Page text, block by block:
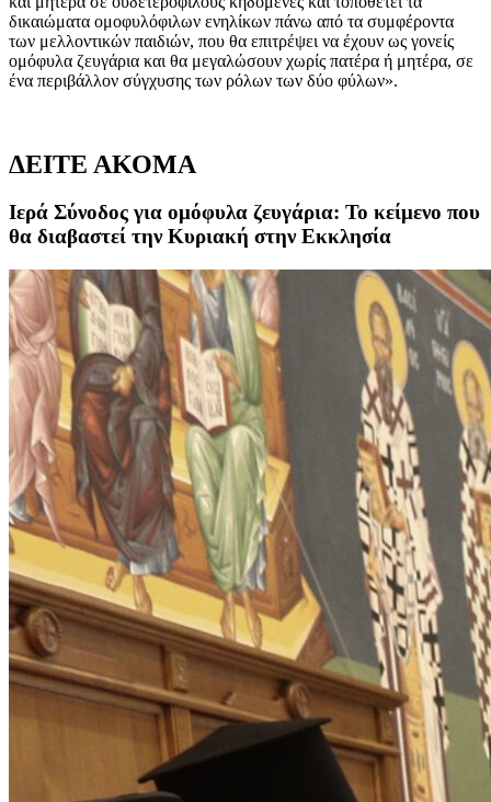
δικαιώματα ομοφυλόφιλων ενηλίκων πάνω από τα συμφέροντα
των μελλοντικών παιδιών, που θα επιτρέψει να έχουν ως γονείς
ομόφυλα ζευγάρια και θα μεγαλώσουν χωρίς πατέρα ή μητέρα, σε
ένα περιβάλλον σύγχυσης των ρόλων των δύο φύλων».
ΔΕΙΤΕ ΑΚΟΜΑ
Ιερά Σύνοδος για ομόφυλα ζευγάρια: Το κείμενο που
θα διαβαστεί την Κυριακή στην Εκκλησία